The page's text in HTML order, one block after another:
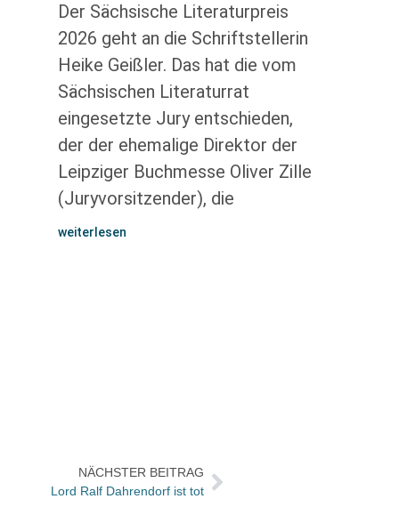
Der Sächsische Literaturpreis
2026 geht an die Schriftstellerin
Heike Geißler. Das hat die vom
Sächsischen Literaturrat
eingesetzte Jury entschieden,
der der ehemalige Direktor der
Leipziger Buchmesse Oliver Zille
(Juryvorsitzender), die
weiterlesen
NÄCHSTER BEITRAG
Lord Ralf Dahrendorf ist tot